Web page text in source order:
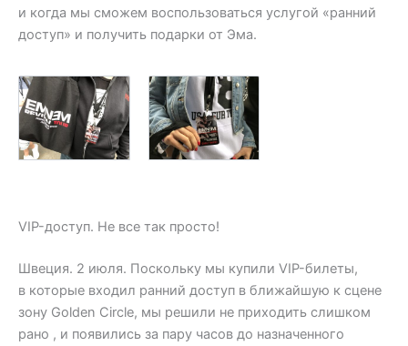
и когда мы сможем воспользоваться услугой «ранний
доступ» и получить подарки от Эма.
VIP-доступ. Не все так просто!
Швеция. 2 июля. Поскольку мы купили VIP-билеты,
в которые входил ранний доступ в ближайшую к сцене
зону Golden Circle, мы решили не приходить слишком
рано , и появились за пару часов до назначенного